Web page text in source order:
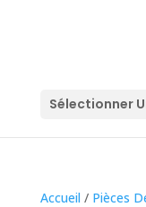
Sélectionner
Accueil / Pièces